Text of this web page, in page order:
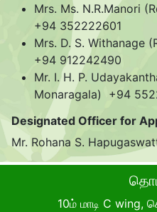
Mrs. Ms. N.R.Manori
+94 352222601
Mrs. D. S. Withanage
+94 912242490
Mr. I. H. P.
Monaragala) +94
Designated Officer for
Mr. Rohana S.
10ம் மாடி C wing,